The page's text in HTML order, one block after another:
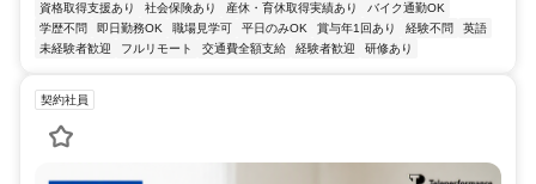
資格取得支援あり
社会保険あり 産休・育休取得実績あり
バイク通勤OK
学歴不問
即日勤務OK 職場見学可 平日のみOK 賞与年1回あり 経験不問
英語
未経験者歓迎
フルリモート 交通費全額支給 経験者歓迎 研修あり
契約社員